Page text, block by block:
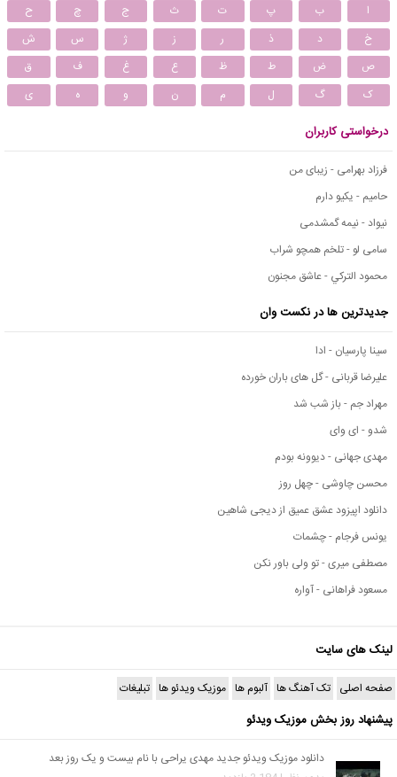
ا ب پ ت ث ج چ
ح
خ
د ذ ر ز ژ س
ش
ص
ض ط ظ ع غ ف
ق
ک
گ ل م ن و ه ی
درخواستی کاربران
فرزاد بهرامی - زیبای من
حامیم - یکیو دارم
نیواد - نیمه گمشدمی
سامی لو - تلخم همچو شراب
محمود التركي - عاشق مجنون
جدیدترین ها در نکست وان
سینا پارسیان - ادا
علیرضا قربانی - گل های باران خورده
مهراد جم - باز شب شد
شدو - ای وای
مهدی جهانی - دیوونه بودم
محسن چاوشی - چهل روز
دانلود اپیزود عشق عمیق از دیجی شاهین
یونس فرجام - چشمات
مصطفی میری - تو ولی باور نکن
مسعود فراهانی - آواره
لینک های سایت
صفحه اصلی تک آهنگ ها آلبوم ها موزیک ویدئو ها تبلیغات
پیشنهاد روز بخش موزیک ویدئو
دانلود موزیک ویدئو جدید مهدی یراحی با نام بیست و یک روز بعد